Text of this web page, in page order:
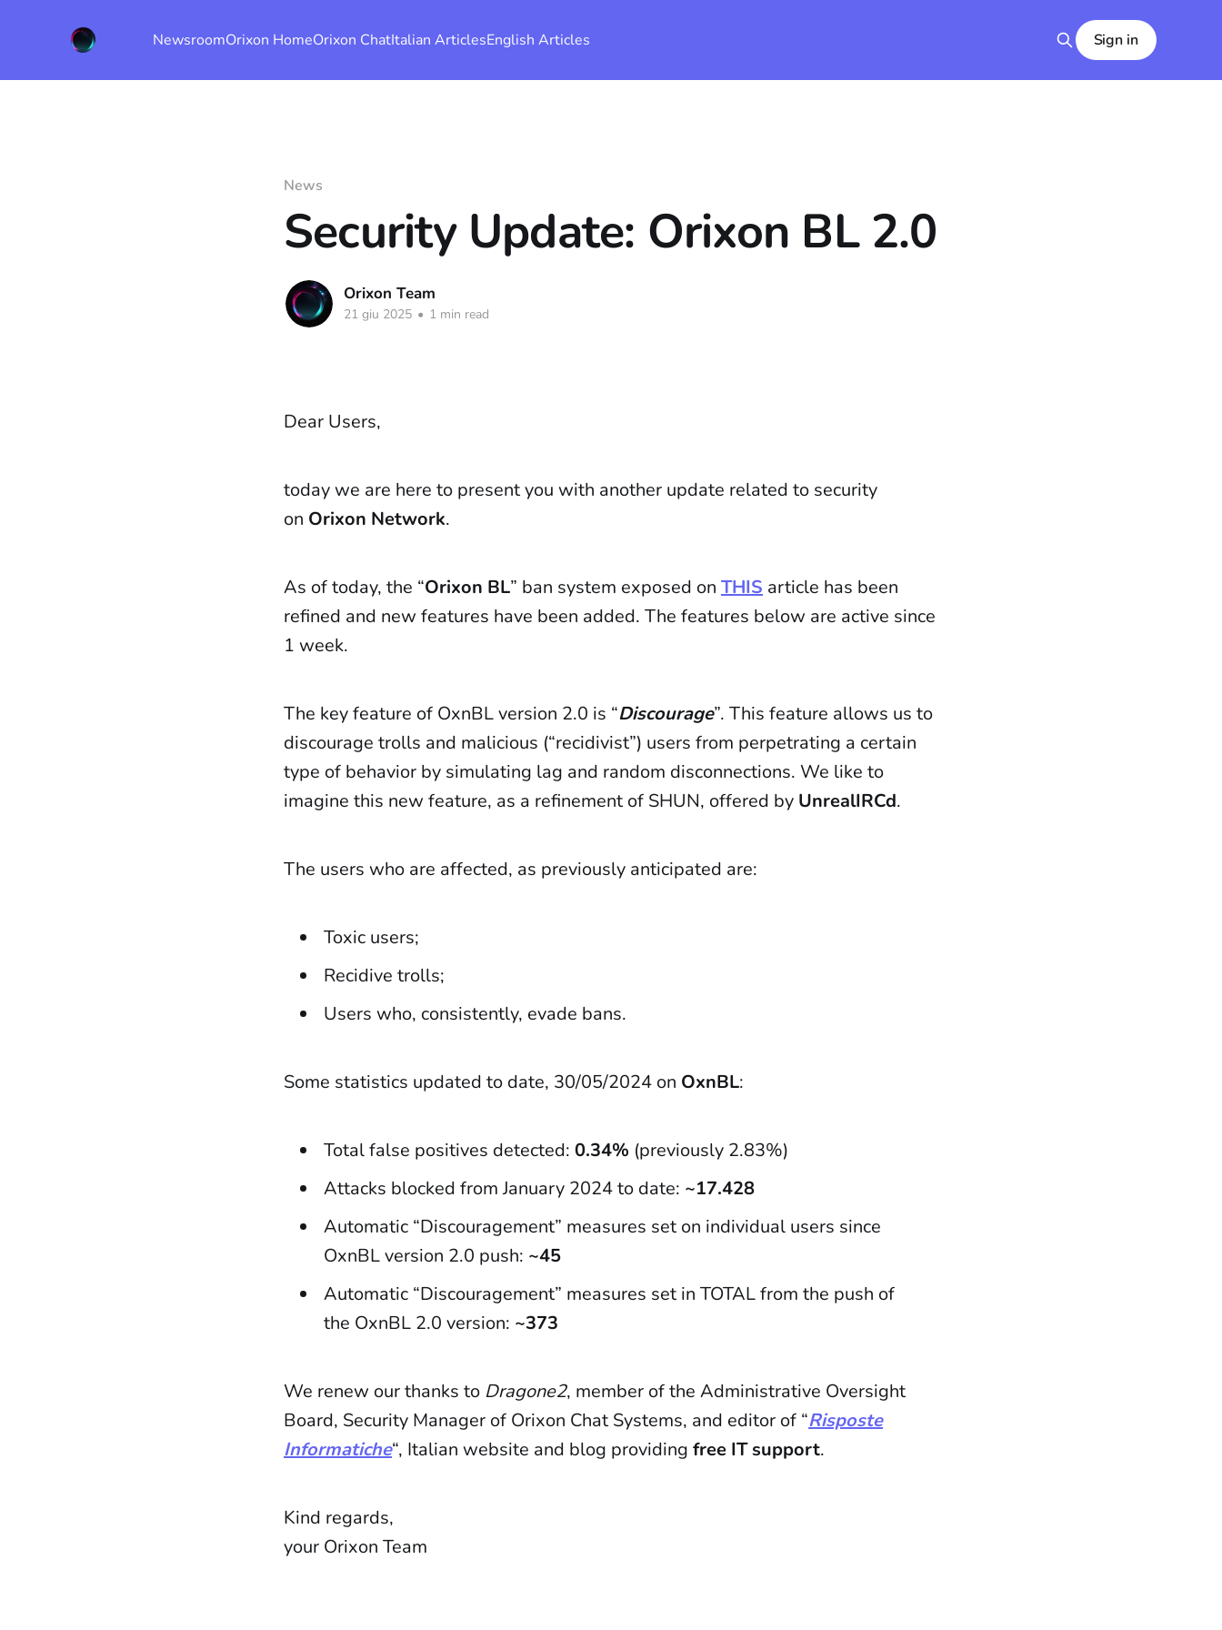
NewsroomOrixon HomeOrixon ChatItalian ArticlesEnglish Articles Sign in
News
Security Update: Orixon BL 2.0
Orixon Team
21 giu 2025 • 1 min read
Dear Users,
today we are here to present you with another update related to security
on Orixon Network.
As of today, the “Orixon BL” ban system exposed on THIS article has been
refined and new features have been added. The features below are active since
1 week.
The key feature of OxnBL version 2.0 is “Discourage”. This feature allows us to
discourage trolls and malicious (“recidivist”) users from perpetrating a certain
type of behavior by simulating lag and random disconnections. We like to
imagine this new feature, as a refinement of SHUN, offered by UnrealIRCd.
The users who are affected, as previously anticipated are:
Toxic users;
Recidive trolls;
Users who, consistently, evade bans.
Some statistics updated to date, 30/05/2024 on OxnBL:
Total false positives detected: 0.34% (previously 2.83%)
Attacks blocked from January 2024 to date: ~17.428
Automatic “Discouragement” measures set on individual users since
OxnBL version 2.0 push: ~45
Automatic “Discouragement” measures set in TOTAL from the push of
the OxnBL 2.0 version: ~373
We renew our thanks to Dragone2, member of the Administrative Oversight
Board, Security Manager of Orixon Chat Systems, and editor of “Risposte
Informatiche“, Italian website and blog providing free IT support.
Kind regards,
your Orixon Team